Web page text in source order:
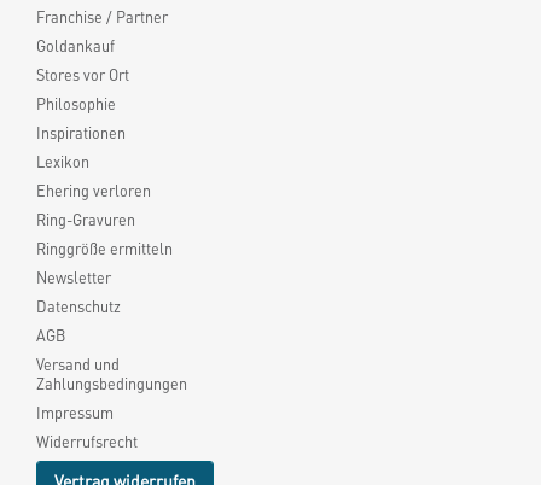
Franchise / Partner
Goldankauf
Stores vor Ort
Philosophie
Inspirationen
Lexikon
Ehering verloren
Ring-Gravuren
Ringgröße ermitteln
Newsletter
Datenschutz
AGB
Versand und
Zahlungsbedingungen
Impressum
Widerrufsrecht
Vertrag widerrufen